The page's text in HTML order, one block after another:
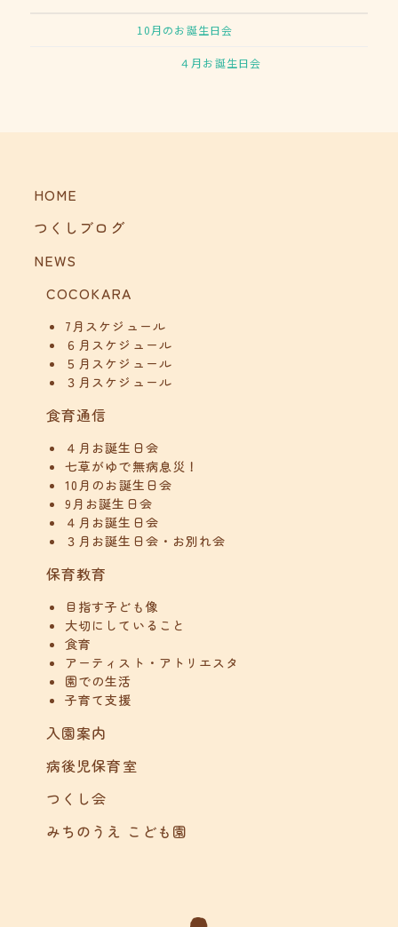
10月のお誕生日会
４月お誕生日会
HOME
つくしブログ
NEWS
COCOKARA
7月スケジュール
６月スケジュール
５月スケジュール
３月スケジュール
食育通信
４月お誕生日会
七草がゆで無病息災！
10月のお誕生日会
9月お誕生日会
４月お誕生日会
３月お誕生日会・お別れ会
保育教育
目指す子ども像
大切にしていること
食育
アーティスト・アトリエスタ
園での生活
子育て支援
入園案内
病後児保育室
つくし会
みちのうえ こども園